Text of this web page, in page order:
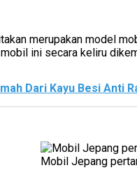
merupakan model
ini secara keliru
Dari Kayu Besi Anti
Mobil Jepang